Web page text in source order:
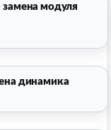
модуля
динамика